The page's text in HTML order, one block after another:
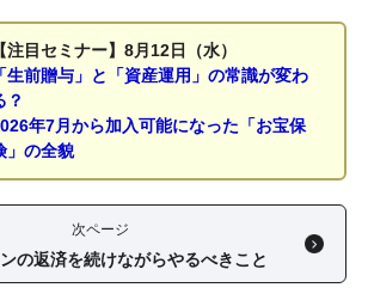
【注目セミナー】8月12日（水）
「生前贈与」と「資産運用」の常識が変わ
？
年7月から加入可能になった「お宝保
」の全貌
次ページ
の返済を続けながらやるべきこと